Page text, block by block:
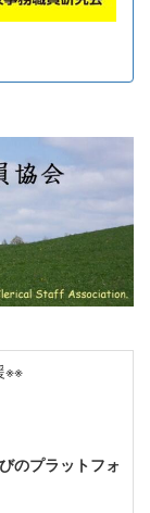
※※
のプラットフォ